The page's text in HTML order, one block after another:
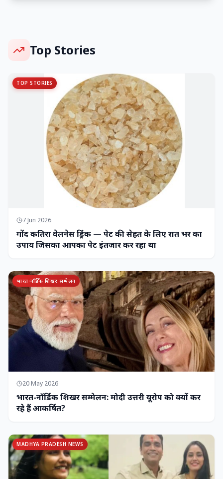
Top Stories
TOP STORIES
7 Jun 2026
गोंद कतिरा वेलनेस ड्रिंक — पेट की सेहत के लिए रात भर का
उपाय जिसका आपका पेट इंतजार कर रहा था
भारत-नॉर्डिक शिखर सम्मेलन
20 May 2026
भारत-नॉर्डिक शिखर सम्मेलन: मोदी उत्तरी यूरोप को क्यों कर
रहे हैं आकर्षित?
MADHYA PRADESH NEWS